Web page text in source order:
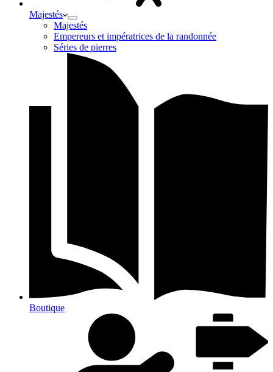
Majestés
Majestés
Empereurs et impératrices de la randonnée
Séries de pierres
Boutique